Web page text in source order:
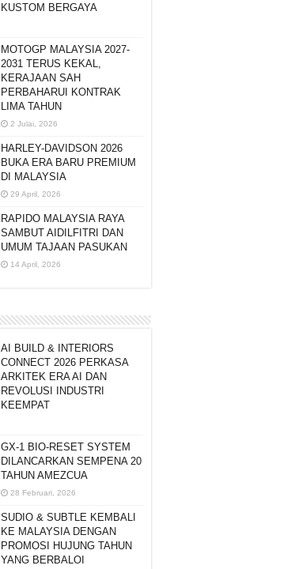
KUSTOM BERGAYA
MOTOGP MALAYSIA 2027-
2031 TERUS KEKAL,
KERAJAAN SAH
PERBAHARUI KONTRAK
LIMA TAHUN
2 Julai, 2026
HARLEY-DAVIDSON 2026
BUKA ERA BARU PREMIUM
DI MALAYSIA
29 April, 2026
RAPIDO MALAYSIA RAYA
SAMBUT AIDILFITRI DAN
UMUM TAJAAN PASUKAN
14 April, 2026
AI BUILD & INTERIORS
CONNECT 2026 PERKASA
ARKITEK ERA AI DAN
REVOLUSI INDUSTRI
KEEMPAT
GX-1 BIO-RESET SYSTEM
DILANCARKAN SEMPENA 20
TAHUN AMEZCUA
28 Februari, 2026
SUDIO & SUBTLE KEMBALI
KE MALAYSIA DENGAN
PROMOSI HUJUNG TAHUN
YANG BERBALOI